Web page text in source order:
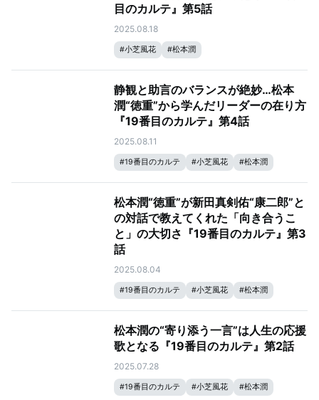
目のカルテ』第5話
2025.08.18
#小芝風花 #松本潤
静観と助言のバランスが絶妙…松本
潤“徳重”から学んだリーダーの在り方
『19番目のカルテ』第4話
2025.08.11
#19番目のカルテ #小芝風花 #松本潤
松本潤“徳重”が新田真剣佑“康二郎”と
の対話で教えてくれた「向き合うこ
と」の大切さ『19番目のカルテ』第3
話
2025.08.04
#19番目のカルテ #小芝風花 #松本潤
松本潤の“寄り添う一言”は人生の応援
歌となる『19番目のカルテ』第2話
2025.07.28
#19番目のカルテ #小芝風花 #松本潤